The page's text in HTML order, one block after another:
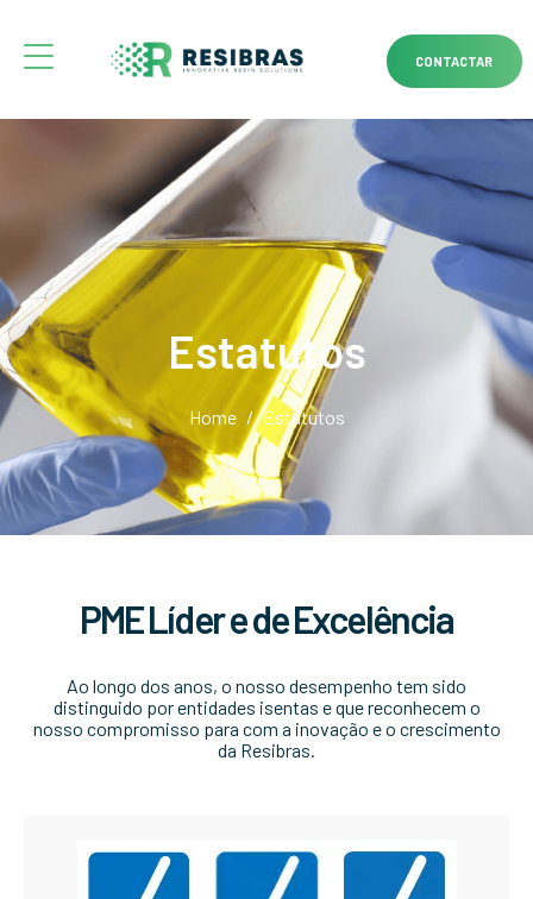
CONTACTAR
Estatutos
Home Estatutos
PME Líder e de Excelência
Ao longo dos anos, o nosso desempenho tem sido
distinguido por entidades isentas e que reconhecem o
nosso compromisso para com a inovação e o crescimento
da Resibras.